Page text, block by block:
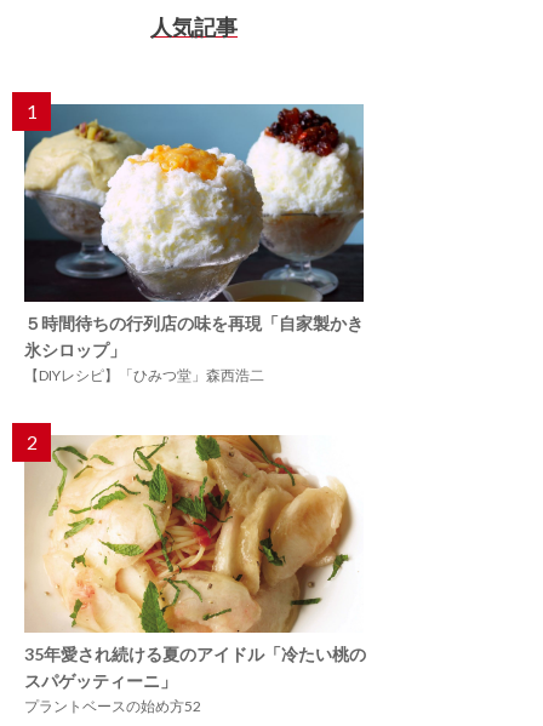
人気記事
1
５時間待ちの行列店の味を再現「自家製かき
氷シロップ」
【DIYレシピ】「ひみつ堂」森西浩二
2
35年愛され続ける夏のアイドル「冷たい桃の
スパゲッティーニ」
プラントベースの始め方52